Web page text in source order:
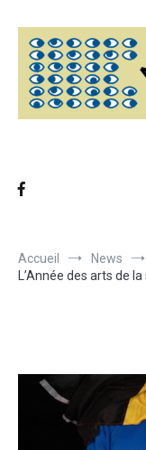
contenu
Accueil
News
L’Année des arts de